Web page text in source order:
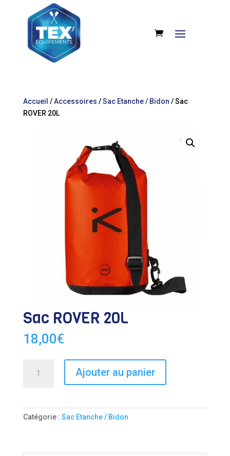
Accueil /Accessoires /Sac Etanche / Bidon / Sac
ROVER 20L
Sac ROVER 20L
18,00€
20L
Ajouter au panier
Catégorie : Sac Etanche / Bidon